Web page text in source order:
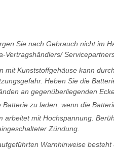
Sie nach Gebrauch nicht im
Vertragshändlers/
mit Kunststoffgehäuse kann
Heben Sie die
an gegenüberliegenden
zu laden, wenn die
arbeitet mit Hochspannung.
Zündung.
Warnhinweise